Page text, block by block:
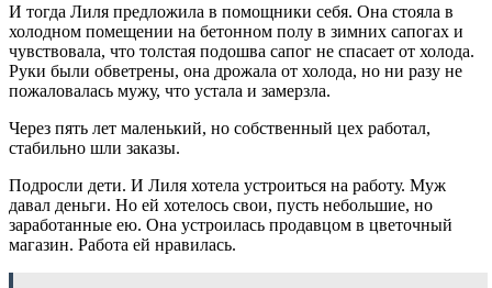
И тогда Лиля предложила в помощники себя. Она стояла в
холодном помещении на бетонном полу в зимних сапогах и
чувствовала, что толстая подошва сапог не спасает от холода.
Руки были обветрены, она дрожала от холода, но ни разу не
пожаловалась мужу, что устала и замерзла.
Через пять лет маленький, но собственный цех работал,
стабильно шли заказы.
Подросли дети. И Лиля хотела устроиться на работу. Муж
давал деньги. Но ей хотелось свои, пусть небольшие, но
заработанные ею. Она устроилась продавцом в цветочный
магазин. Работа ей нравилась.